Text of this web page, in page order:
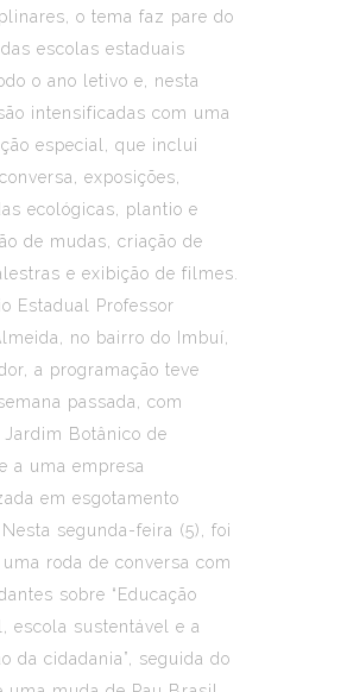
o tema faz pare do
escolas estaduais
o ano letivo e, nesta
intensificadas com uma
especial, que inclui
exposições,
ecológicas, plantio e
de mudas, criação de
e exibição de filmes.
Estadual Professor
no bairro do Imbuí,
a programação teve
passada, com
Botânico de
a uma empresa
em esgotamento
segunda-feira (5), foi
roda de conversa com
sobre “Educação
escola sustentável e a
da cidadania”, seguida do